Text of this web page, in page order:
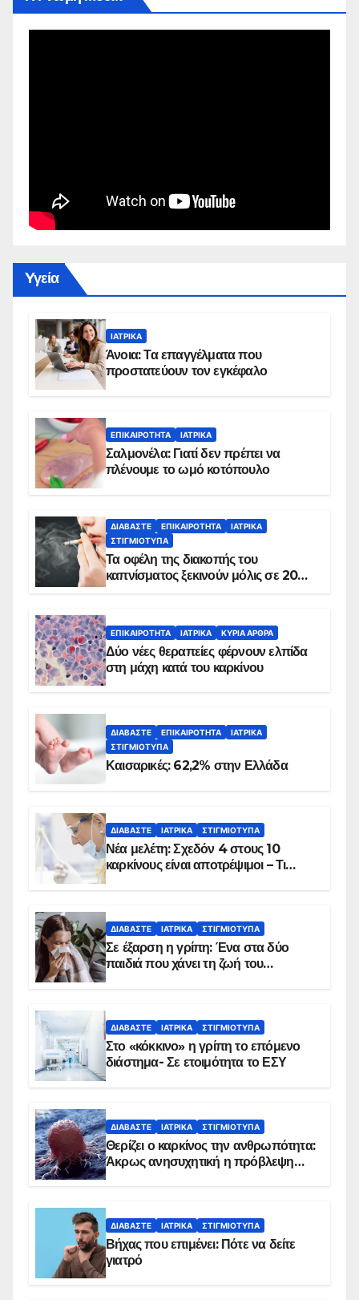
Yγεία
ΙΑΤΡΙΚΆ
Άνοια: Τα επαγγέλματα που
προστατεύουν τον εγκέφαλο
ΕΠΙΚΑΙΡΌΤΗΤΑ ΙΑΤΡΙΚΆ
Σαλμονέλα: Γιατί δεν πρέπει να
πλένουμε το ωμό κοτόπουλο
ΔΙΑΒΆΣΤΕ ΕΠΙΚΑΙΡΌΤΗΤΑ
ΙΑΤΡΙΚΆ
ΣΤΙΓΜΙΌΤΥΠΑ
Τα οφέλη της διακοπής του
καπνίσματος ξεκινούν μόλις σε 20
ΕΠΙΚΑΙΡΌΤΗΤΑ ΙΑΤΡΙΚΆ ΚΥΡΙΑ ΑΡΘΡΑ
Δύο νέες θεραπείες φέρνουν ελπίδα
στη μάχη κατά του καρκίνου
ΔΙΑΒΆΣΤΕ ΕΠΙΚΑΙΡΌΤΗΤΑ
ΙΑΤΡΙΚΆ
ΣΤΙΓΜΙΌΤΥΠΑ
Καισαρικές: 62,2% στην Ελλάδα
ΔΙΑΒΆΣΤΕ ΙΑΤΡΙΚΆ ΣΤΙΓΜΙΌΤΥΠΑ
Νέα μελέτη: Σχεδόν 4 στους 10
καρκίνους είναι αποτρέψιμοι – Τι
ΔΙΑΒΆΣΤΕ ΙΑΤΡΙΚΆ ΣΤΙΓΜΙΌΤΥΠΑ
Σε έξαρση η γρίπη: Ένα στα δύο
παιδιά που χάνει τη ζωή του
ΔΙΑΒΆΣΤΕ ΙΑΤΡΙΚΆ ΣΤΙΓΜΙΌΤΥΠΑ
Στο «κόκκινο» η γρίπη το επόμενο
διάστημα- Σε ετοιμότητα το ΕΣΥ
ΔΙΑΒΆΣΤΕ ΙΑΤΡΙΚΆ ΣΤΙΓΜΙΌΤΥΠΑ
Θερίζει ο καρκίνος την ανθρωπότητα:
Άκρως ανησυχητική η πρόβλεψη…
ΔΙΑΒΆΣΤΕ ΙΑΤΡΙΚΆ ΣΤΙΓΜΙΌΤΥΠΑ
Βήχας που επιμένει: Πότε να δείτε
γιατρό